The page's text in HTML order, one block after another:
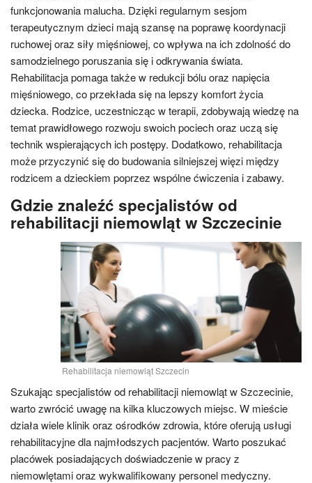
funkcjonowania malucha. Dzięki regularnym sesjom
terapeutycznym dzieci mają szansę na poprawę koordynacji
ruchowej oraz siły mięśniowej, co wpływa na ich zdolność do
samodzielnego poruszania się i odkrywania świata.
Rehabilitacja pomaga także w redukcji bólu oraz napięcia
mięśniowego, co przekłada się na lepszy komfort życia
dziecka. Rodzice, uczestnicząc w terapii, zdobywają wiedzę na
temat prawidłowego rozwoju swoich pociech oraz uczą się
technik wspierających ich postępy. Dodatkowo, rehabilitacja
może przyczynić się do budowania silniejszej więzi między
rodzicem a dzieckiem poprzez wspólne ćwiczenia i zabawy.
Gdzie znaleźć specjalistów od
rehabilitacji niemowląt w Szczecinie
Rehabilitacja niemowląt Szczecin
Szukając specjalistów od rehabilitacji niemowląt w Szczecinie,
warto zwrócić uwagę na kilka kluczowych miejsc. W mieście
działa wiele klinik oraz ośrodków zdrowia, które oferują usługi
rehabilitacyjne dla najmłodszych pacjentów. Warto poszukać
placówek posiadających doświadczenie w pracy z
niemowlętami oraz wykwalifikowany personel medyczny.